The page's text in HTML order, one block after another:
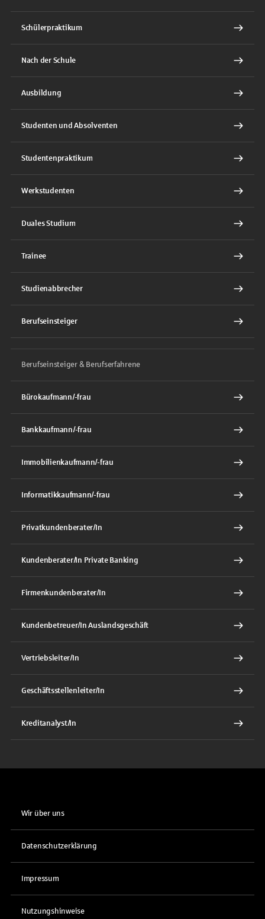
Schülerpraktikum
Nach der Schule
Ausbildung
Studenten und Absolventen
Studentenpraktikum
Werkstudenten
Duales Studium
Trainee
Studienabbrecher
Berufseinsteiger
Berufseinsteiger & Berufserfahrene
Bürokaufmann/-frau
Bankkaufmann/-frau
Immobilienkaufmann/-frau
Informatikkaufmann/-frau
Privatkundenberater/In
Kundenberater/In Private Banking
Firmenkundenberater/In
Kundenbetreuer/In Auslandsgeschäft
Vertriebsleiter/In
Geschäftsstellenleiter/In
Kreditanalyst/In
Wir über uns
Datenschutzerklärung
Impressum
Nutzungshinweise